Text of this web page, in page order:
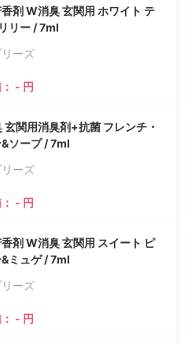
剤 W消臭 玄関用 ホワイト テ
リー / 7ml
ーズ
- 円
玄関用消臭剤+抗菌 フレンチ・
&ソープ / 7ml
ーズ
- 円
剤 W消臭 玄関用 スイート ピ
ミュゲ / 7ml
ーズ
- 円